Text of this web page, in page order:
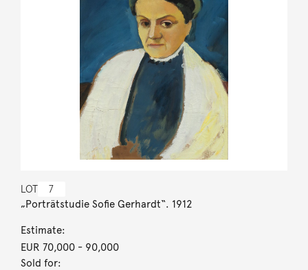
LOT 7
„Porträtstudie Sofie Gerhardt“. 1912
Estimate:
EUR 70,000- 90,000
Sold for: